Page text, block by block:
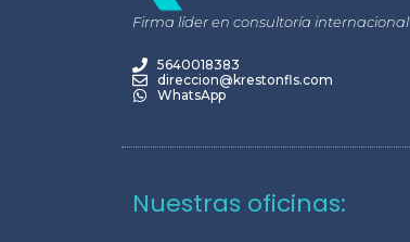
Firma líder en consultoría internacional
5640018383
direccion@krestonfls.com
WhatsApp
Nuestras oficinas: